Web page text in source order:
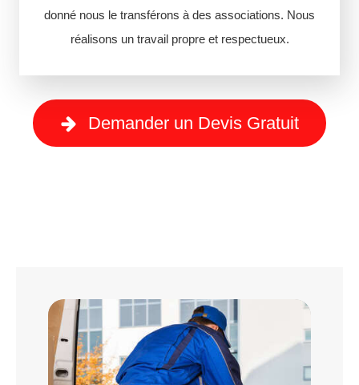
donné nous le transférons à des associations. Nous
réalisons un travail propre et respectueux.
Demander un Devis Gratuit